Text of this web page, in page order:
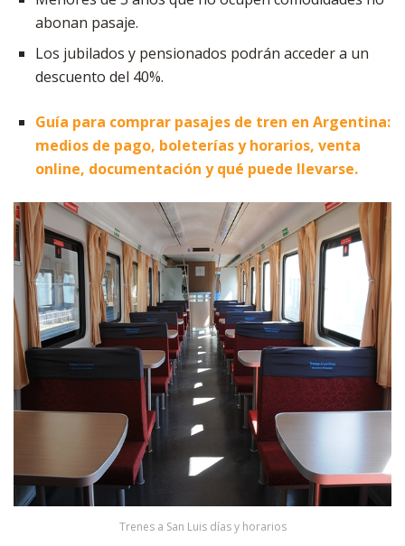
abonan pasaje.
Los jubilados y pensionados podrán acceder a un
descuento del 40%.
Guía para comprar pasajes de tren en Argentina:
medios de pago, boleterías y horarios, venta
online, documentación y qué puede llevarse.
Trenes a San Luis días y horarios